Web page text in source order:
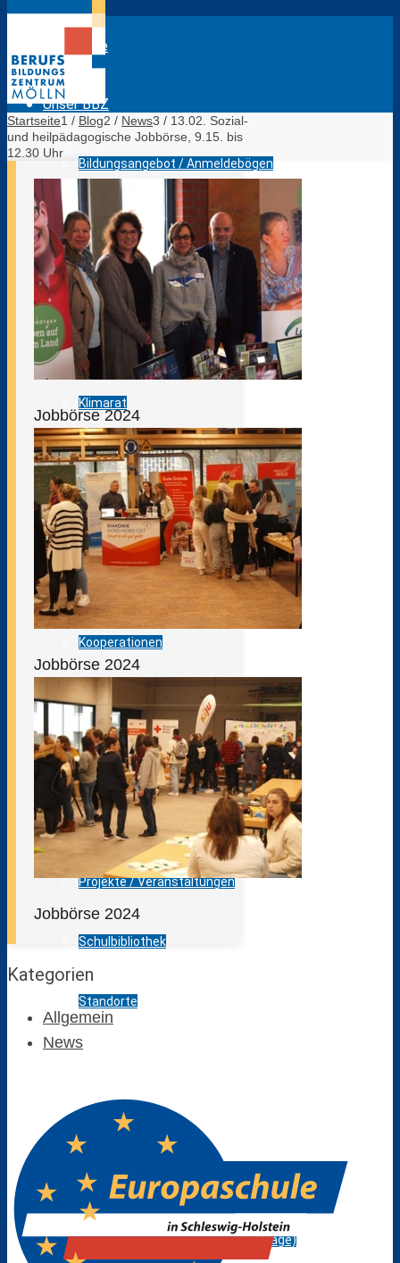
Startseite
Unser BBZ
Bildungsangebot / Anmeldebögen
Das sind wir
Lagepläne BBZ Mölln
Evaluation Lehrkräfte
Klimarat
Europaschule
Schule ohne Rassismus
Stellenausschreibungen
Kooperationen
Förderverein
Messen
Pressespiegel
Projekte / Veranstaltungen
Schulbibliothek
Standorte
Anmeldebögen
Berufsausbildung im Dualen System
Berufsfelderprobung (Werkstatttage)
Startseite1 / Blog2 / News3 / 13.02. Sozial-
und heilpädagogische Jobbörse, 9.15. bis
12.30 Uhr
Jobbörse 2024
Jobbörse 2024
Jobbörse 2024
Kategorien
Allgemein
News